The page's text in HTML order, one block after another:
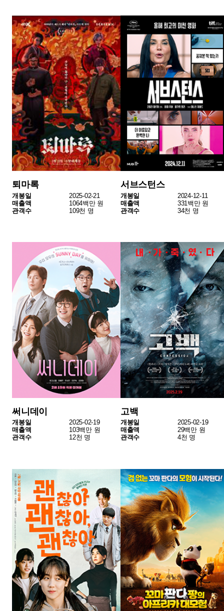
괜찮아? 괜찮아, 괜찮아!
개봉일
2025-02-26
매출액
28백만 원
관객수
3천 명
꼬마 판다 팡의 아프리카 대모험
개봉일
2025-01-22
매출액
13백만 원
관객수
2천 명
데드데드 데몬즈 디디디디 디스트럭션: 파트2
개봉일
2025-02-05
매출액
13백만 원
관객수
아노라
개봉일
2024-11-06
매출액
15백만 원
관객수
2천 명
정돌이
개봉일
2025-02-12
매출액
7백만 원
관객수
1천 명
카라바조의 그림자
개봉일
2025-02-12
매출액
7백만 원
관객수
1천 명
지난 2월 17일부터 23일까지 한 주간 개봉된 영화는 총 14편
으로, 전주 대비 3편 증가했다. 이 중 한국영화는 5편, 외국영
화는 9편이었다. 해당 기간 동안 전체 매출액은 113억 원을
기록했으며, 한국영화의 매출액은 35억 원으로 전체의 31.
4%를 차지했다. 한국영화 점유율이 전주 28.9%에 비하면 소
폭 상승했지만, 외국영화가 전체의 68.6%를 차지하며 여전히
강세를 보였다. 2월 들어 외국영화들의 점유율이 지속적으로